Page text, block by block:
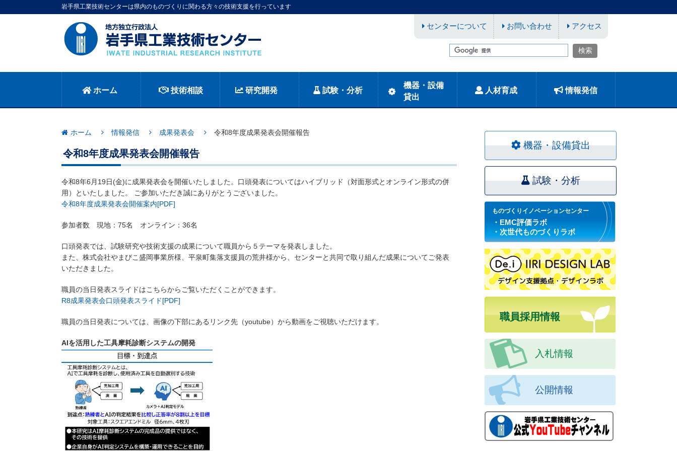
岩手県工業技術センターは県内のものづくりに関わる方々の技術支援を行っています
センターについて お問い合わせ アクセス
ホーム 技術相談 研究開発 試験・分析
機器・設備
貸出
人材育成 情報発信
ホーム 情報発信 成果発表会 令和8年度成果発表会開催報告
令和8年度成果発表会開催報告
令和8年6月19日(金)に成果発表会を開催いたしました。口頭発表についてはハイブリッド（対面形式とオンライン形式の併
用）といたしました。 ご参加いただき誠にありがとうございました。
令和8年度成果発表会開催案内[PDF]
参加者数 現地：75名 オンライン：36名
口頭発表では、試験研究や技術支援の成果について職員から５テーマを発表しました。
また、株式会社やまびこ盛岡事業所様、平泉町集落支援員の荒井様から、センターと共同で取り組んだ成果についてご発表
いただきました。
職員の当日発表スライドはこちらからご覧いただくことができます。
R8成果発表会口頭発表スライド[PDF]
職員の当日発表については、画像の下部にあるリンク先（youtube）から動画をご視聴いただけます。
AIを活用した工具摩耗診断システムの開発
機器・設備貸出
試験・分析
ものづくりイノベーションセンター
・EMC評価ラボ
・次世代ものづくりラボ
職員採用情報
入札情報
公開情報